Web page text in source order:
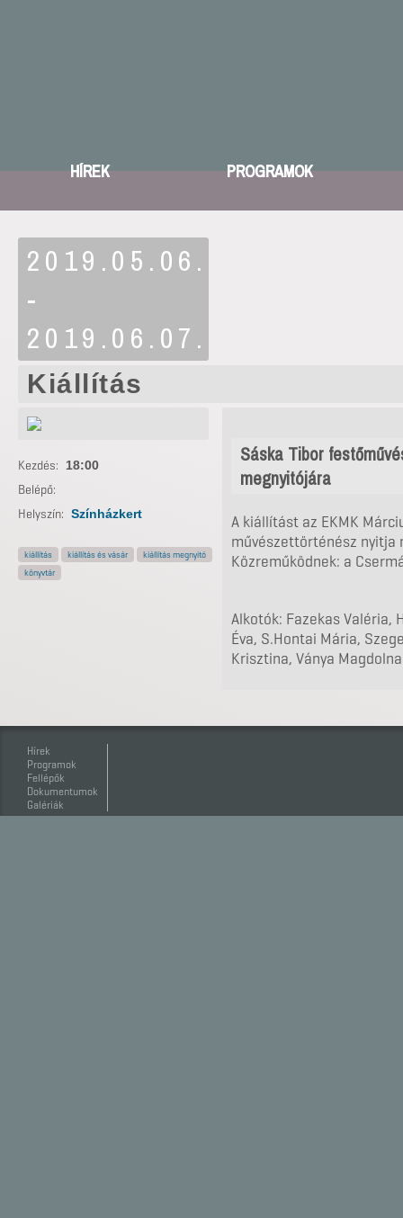
HÍREK PROGRAMOK
2019.05.06.
-
2019.06.07.
Kiállítás
Sáska Tibor
megnyitójára
A kiállítást az EKMK
művészettörténész nyitja
Közreműködnek: a
Alkotók: Fazekas Valéria,
Éva, S.Hontai Mária,
Krisztina, Ványa Magdolna
Kezdés: 18:00
Belépő:
Helyszín: Színházkert
kiállítás kiállítás és vásár
kiállítás megnyitó
könyvtár
Hírek
Programok
Fellépők
Dokumentumok
Galériák